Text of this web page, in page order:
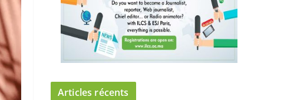
Articles récents